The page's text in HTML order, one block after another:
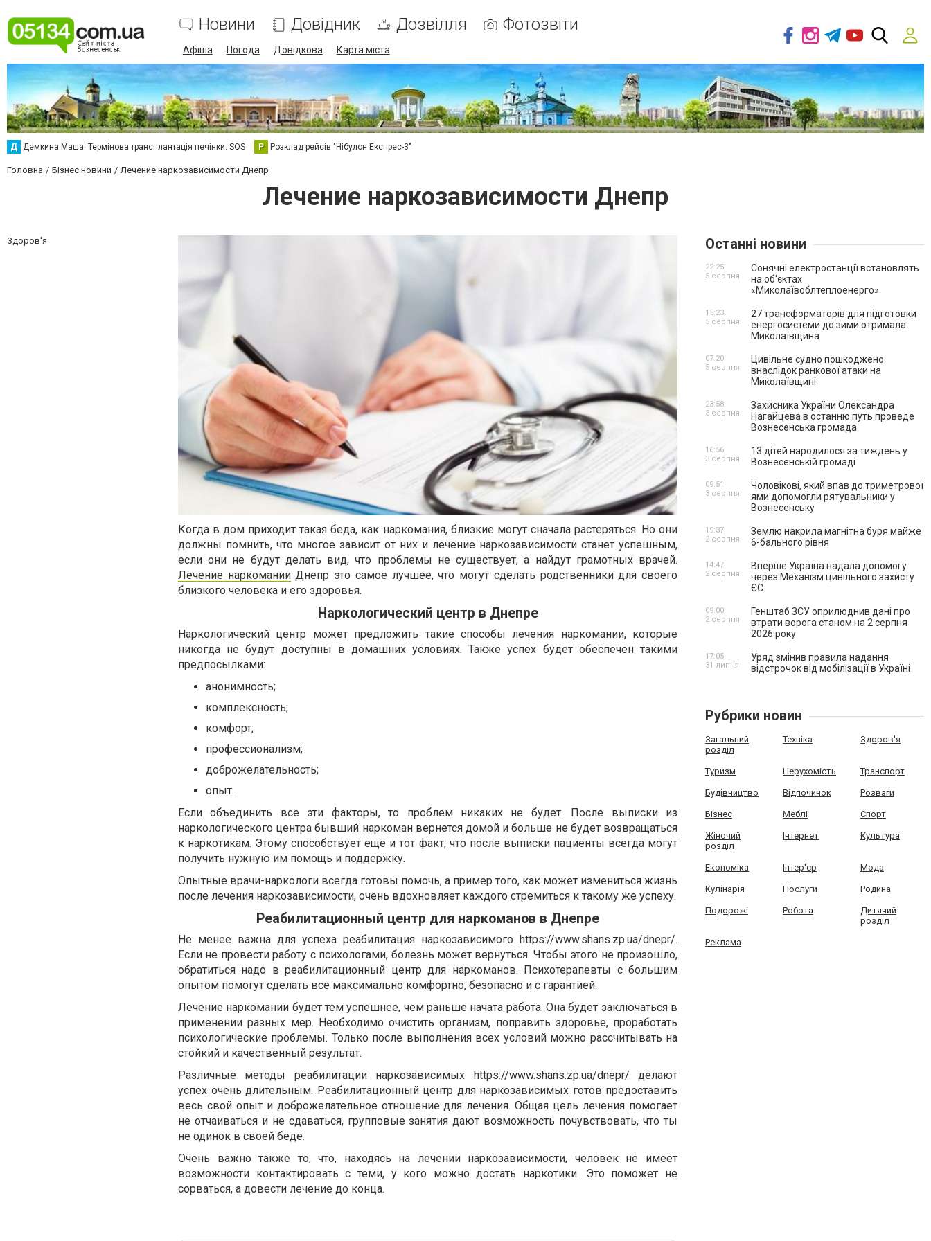
Новини Довідник Дозвілля Фотозвіти
Афіша Погода Довідкова Карта міста
Д Демкина Маша. Термінова трансплантація печінки. SOS Р Розклад рейсів "Нібулон Експрес-3"
Головна Бізнес новини Лечение наркозависимости Днепр
Лечение наркозависимости Днепр
Здоров'я
Когда в дом приходит такая беда, как наркомания, близкие могут сначала растеряться. Но они
должны помнить, что многое зависит от них и лечение наркозависимости станет успешным,
если они не будут делать вид, что проблемы не существует, а найдут грамотных врачей.
Лечение наркоманииДнепр это самое лучшее, что могут сделать родственники для своего
близкого человека и его здоровья.
Наркологический центр в Днепре
Наркологический центр может предложить такие способы лечения наркомании, которые
никогда не будут доступны в домашних условиях. Также успех будет обеспечен такими
предпосылками:
анонимность;
комплексность;
комфорт;
профессионализм;
доброжелательность;
опыт.
Если объединить все эти факторы, то проблем никаких не будет. После выписки из
наркологического центра бывший наркоман вернется домой и больше не будет возвращаться
к наркотикам. Этому способствует еще и тот факт, что после выписки пациенты всегда могут
получить нужную им помощь и поддержку.
Опытные врачи-наркологи всегда готовы помочь, а пример того, как может измениться жизнь
после лечения наркозависимости, очень вдохновляет каждого стремиться к такому же успеху.
Реабилитационный центр для наркоманов в Днепре
Не менее важна для успеха реабилитация наркозависимого https://www.shans.zp.ua/dnepr/.
Если не провести работу с психологами, болезнь может вернуться. Чтобы этого не произошло,
обратиться надо в реабилитационный центр для наркоманов. Психотерапевты с большим
опытом помогут сделать все максимально комфортно, безопасно и с гарантией.
Лечение наркомании будет тем успешнее, чем раньше начата работа. Она будет заключаться в
применении разных мер. Необходимо очистить организм, поправить здоровье, проработать
психологические проблемы. Только после выполнения всех условий можно рассчитывать на
стойкий и качественный результат.
Различные методы реабилитации наркозависимых https://www.shans.zp.ua/dnepr/ делают
успех очень длительным. Реабилитационный центр для наркозависимых готов предоставить
весь свой опыт и доброжелательное отношение для лечения. Общая цель лечения помогает
не отчаиваться и не сдаваться, групповые занятия дают возможность почувствовать, что ты
не одинок в своей беде.
Очень важно также то, что, находясь на лечении наркозависимости, человек не имеет
возможности контактировать с теми, у кого можно достать наркотики. Это поможет не
сорваться, а довести лечение до конца.
Останні новини
Сонячні електростанції встановлять
на об'єктах
«Миколаївоблтеплоенерго»
22:25,
5 серпня
27 трансформаторів для підготовки
енергосистеми до зими отримала
Миколаївщина
15:23,
5 серпня
Цивільне судно пошкоджено
внаслідок ранкової атаки на
Миколаївщині
07:20,
5 серпня
Захисника України Олександра
Нагайцева в останню путь проведе
Вознесенська громада
23:58,
3 серпня
13 дітей народилося за тиждень у
Вознесенській громаді
16:56,
3 серпня
Чоловікові, який впав до триметрової
ями допомогли рятувальники у
Вознесенську
09:51,
3 серпня
Землю накрила магнітна буря майже
6-бального рівня
19:37,
2 серпня
Вперше Україна надала допомогу
через Механізм цивільного захисту
ЄС
14:47,
2 серпня
Генштаб ЗСУ оприлюднив дані про
втрати ворога станом на 2 серпня
2026 року
09:00,
2 серпня
Уряд змінив правила надання
відстрочок від мобілізації в Україні
17:05,
31 липня
Рубрики новин
Загальний
розділ
Техніка Здоров'я
Туризм Нерухомість Транспорт
Будівництво Відпочинок Розваги
Бізнес Меблі Спорт
Жіночий
розділ
Інтернет Культура
Економіка Інтер'єр Мода
Кулінарія Послуги Родина
Подорожі Робота
Дитячий
розділ
Реклама